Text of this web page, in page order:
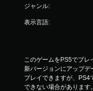
ジャンル:
表示言語:
このゲームをPS5でプレ
新バージョンにアップ
プレイできますが、PS4
できない場合があります